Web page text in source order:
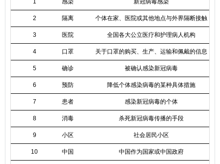
1 感染 新冠病毒感染
2 隔离 个体在家、医院或其他地点与外界隔断接触
3 医院 全国各大公立医疗和护理病人机构
4 口罩 关于口罩的购买、生产、运输和佩戴的信息
5 确诊 被确认感染新冠病毒
6 预防 降低个体感染病毒的某种具体措施
7 患者 感染新冠病毒的个体
8 消毒 杀死新冠病毒传播的手段
9 小区 社会居民小区
10 中国 中国作为国家或中国政府